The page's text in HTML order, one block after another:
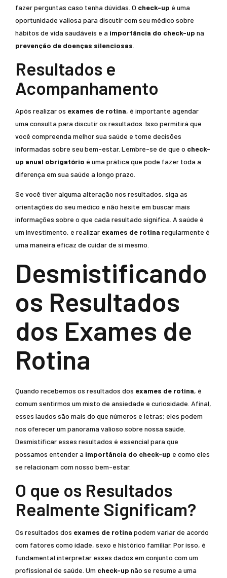
fazer perguntas caso tenha dúvidas. O check-up é uma
oportunidade valiosa para discutir com seu médico sobre
hábitos de vida saudáveis e a importância do check-up na
prevenção de doenças silenciosas
Resultados e
Acompanhamento
Após realizar os exames de rotina, é importante agendar
uma consulta para discutir os resultados. Isso permitirá que
você compreenda melhor sua saúde e tome decisões
informadas sobre seu bem-estar. Lembre-se de que o check-
up anual obrigatório é uma prática que pode fazer toda a
diferença em sua saúde a longo prazo.
Se você tiver alguma alteração nos resultados, siga as
orientações do seu médico e não hesite em buscar mais
informações sobre o que cada resultado significa. A saúde é
um investimento, e realizar exames de rotina regularmente é
uma maneira eficaz de cuidar de si mesmo.
Desmistificando
os Resultados
dos Exames de
Rotina
Quando recebemos os resultados dos exames de rotina, é
comum sentirmos um misto de ansiedade e curiosidade. Afinal,
esses laudos são mais do que números e letras; eles podem
nos oferecer um panorama valioso sobre nossa saúde.
Desmistificar esses resultados é essencial para que
possamos entender a importância do check-up e como eles
se relacionam com nosso bem-estar.
O que os Resultados
Realmente Significam?
Os resultados dos exames de rotina podem variar de acordo
com fatores como idade, sexo e histórico familiar. Por isso, é
fundamental interpretar esses dados em conjunto com um
profissional de saúde. Um check-up não se resume a uma